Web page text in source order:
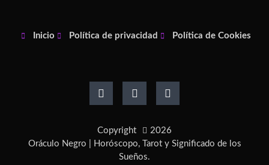
Inicio Política de privacidad Política de Cookies
c
e
o
k
s
t
r
a
m
n
t
e
s
Copyright
2026
Oráculo Negro | Horóscopo, Tarot y Significado de los
Sueños.